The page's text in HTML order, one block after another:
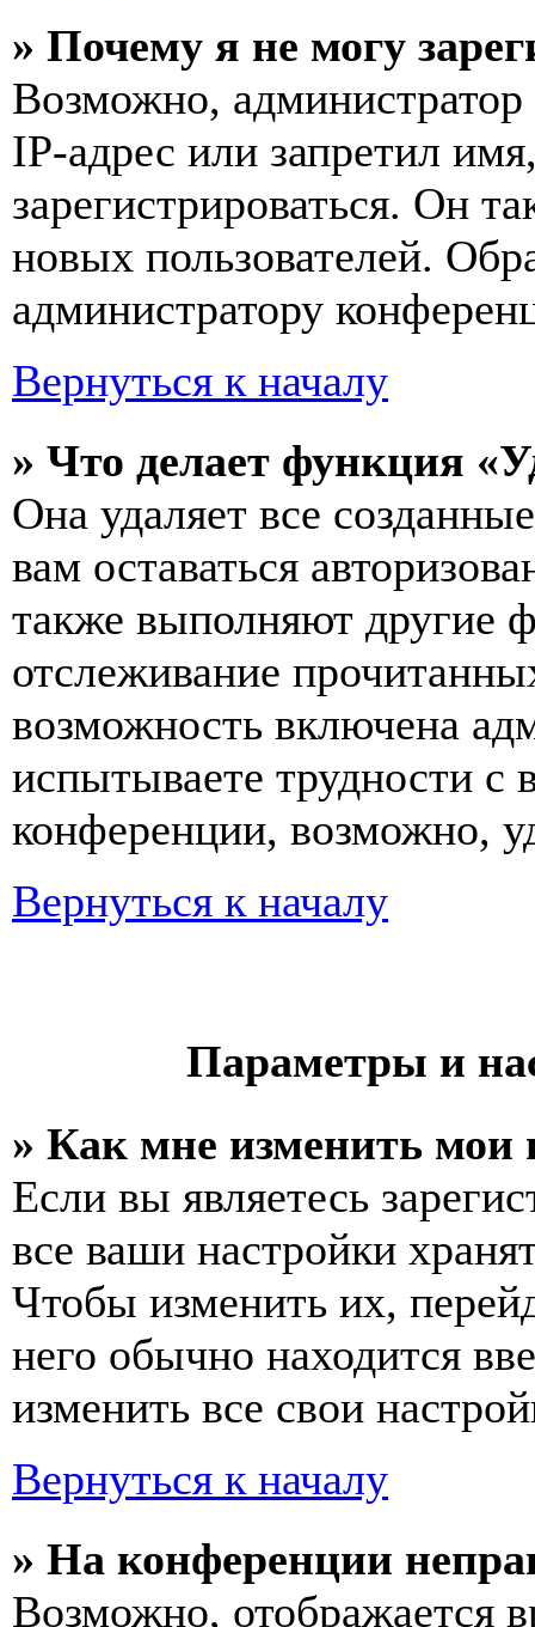
» Почему я не могу
Возможно,
IP-адрес или запретил
зарегистрироваться. Он
новых пользователей.
администратору
Вернуться к началу
» Что делает функция
Она удаляет все
вам оставаться
также выполняют другие
отслеживание
возможность включена
испытываете трудности с
конференции, возможно,
Вернуться к началу
Параметры и
» Как мне изменить мои
Если вы являетесь
все ваши настройки
Чтобы изменить их,
него обычно находится
изменить все свои
Вернуться к началу
» На конференции
Возможно, отображается